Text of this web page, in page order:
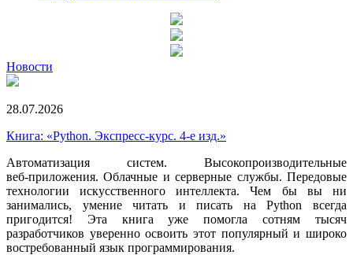
Новости
28.07.2026
Книга: «Python. Экспресс‑курс. 4-е изд.»
Автоматизация систем. Высокопроизводительные
веб‑приложения. Облачные и серверные службы. Передовые
технологии искусственного интеллекта. Чем бы вы ни
занимались, умение читать и писать на Python всегда
пригодится! Эта книга уже помогла сотням тысяч
разработчиков уверенно освоить этот популярный и широко
востребованный язык программирования.